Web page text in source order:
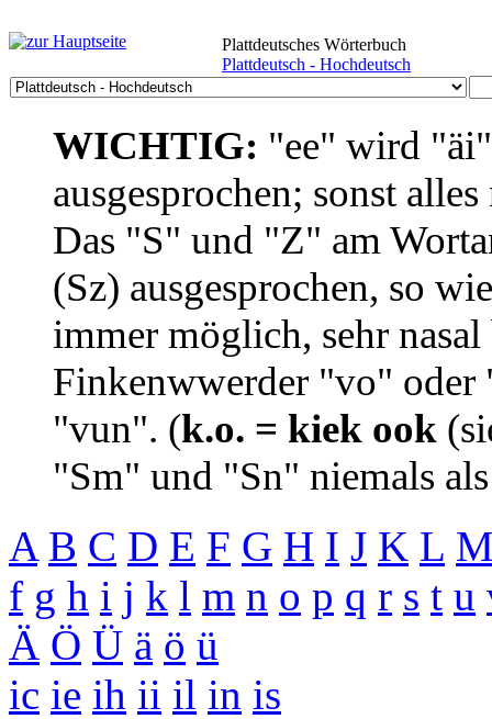
Plattdeutsches Wörterbuch
Plattdeutsch - Hochdeutsch
WICHTIG: "ee" wird
ausgesprochen; sonst
Das "S" und "Z" am
(Sz) ausgesprochen, so
immer möglich, sehr
Finkenwwerder "vo"
"vun". (k.o. = kiek ook
"Sm" und "Sn" niemals
A B C D E F G H I J K L
f g h i j k l m n o p q r s t u
Ä Ö Ü ä ö ü
ic ie ih ii il in is